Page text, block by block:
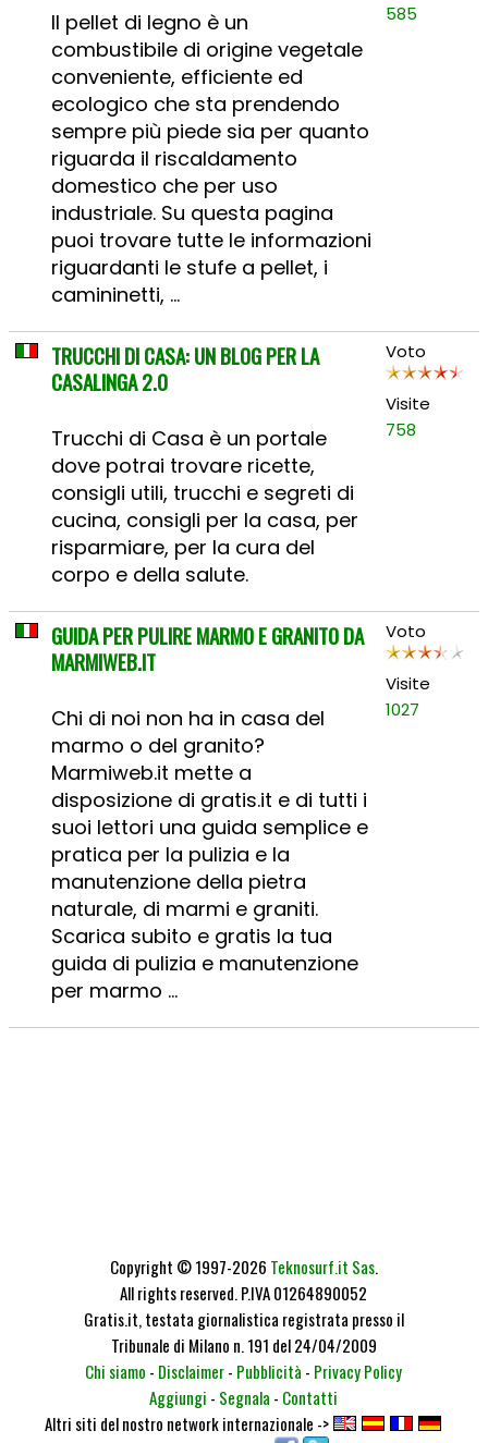
Il pellet di legno è un
combustibile di origine vegetale
conveniente, efficiente ed
ecologico che sta prendendo
sempre più piede sia per quanto
riguarda il riscaldamento
domestico che per uso
industriale. Su questa pagina
puoi trovare tutte le informazioni
riguardanti le stufe a pellet, i
camininetti, ...
585
TRUCCHI DI CASA: UN BLOG PER LA
CASALINGA 2.0
Trucchi di Casa è un portale
dove potrai trovare ricette,
consigli utili, trucchi e segreti di
cucina, consigli per la casa, per
risparmiare, per la cura del
corpo e della salute.
Voto
Visite
758
GUIDA PER PULIRE MARMO E GRANITO DA
MARMIWEB.IT
Chi di noi non ha in casa del
marmo o del granito?
Marmiweb.it mette a
disposizione di gratis.it e di tutti i
suoi lettori una guida semplice e
pratica per la pulizia e la
manutenzione della pietra
naturale, di marmi e graniti.
Scarica subito e gratis la tua
guida di pulizia e manutenzione
per marmo ...
Voto
Visite
1027
Copyright © 1997-2026 Teknosurf.it Sas.
All rights reserved. P.IVA 01264890052
Gratis.it, testata giornalistica registrata presso il
Tribunale di Milano n. 191 del 24/04/2009
Chi siamo - Disclaimer- Pubblicità - Privacy Policy
Aggiungi - Segnala - Contatti
Altri siti del nostro network internazionale ->